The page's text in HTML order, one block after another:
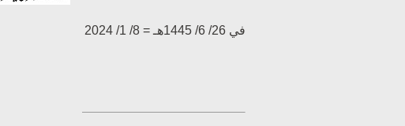
في 26/ 6/ 1445هـ = 8/ 1/ 2024